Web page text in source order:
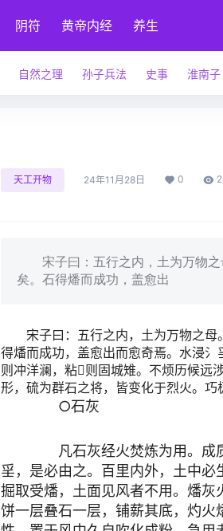
阴符 黄帝内经 养生
自然之理 孙子兵法 史事 淮南子
天工开物 24年11月28日 0
宋子曰：五行之内，土为万物之
矣。石得燔而成功，盖愈出
宋子曰：五行之内，土为万物之母
得燔而成功，盖愈出而愈奇焉。水浸
则冲洋澜，粘则固城雉。不烦历候远
形，硫为群石之将，皆变化于烈火。巧
○石灰
凡石灰经火焚炼为用。成质
㸒，是必由之。百里内外，土中必
掘取受燔，土面见风者不用。燔
饼一层叠石一层，铺薪其底，灼